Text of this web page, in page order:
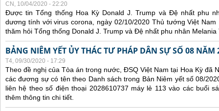
CN, 10/04/2020 - 22:20
Được tin Tổng thống Hoa Kỳ Donald J. Trump và Đệ nhất phu
dương tính với virus corona, ngày 02/10/2020 Thủ tướng Việt Nam
thăm hỏi Tổng thống Donald J. Trump và Đệ nhất phu nhân Melania
BẢNG NIÊM YẾT ỦY THÁC TƯ PHÁP DÂN SỰ SỐ 08 NĂM
T4, 09/30/2020 - 17:29
Theo đề nghị của Tòa án trong nước, ĐSQ Việt Nam tại Hoa Kỳ đã
các đương sự có tên theo Danh sách trong Bản Niêm yết số 08/
liên hệ theo số điện thoại 2028610737 máy lẻ 113 vào các buổi
thêm thông tin chi tiết.